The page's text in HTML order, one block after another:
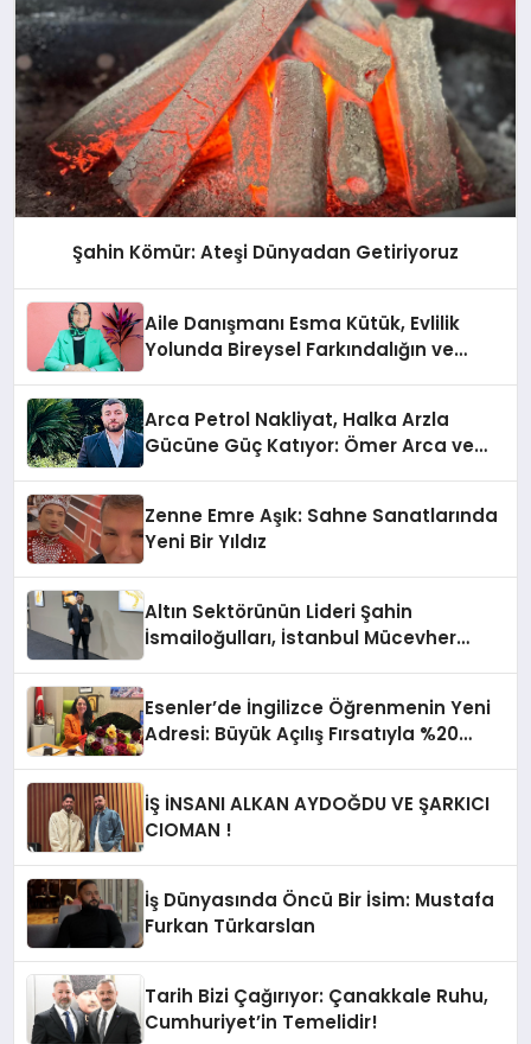
Şahin Kömür: Ateşi Dünyadan Getiriyoruz
Aile Danışmanı Esma Kütük, Evlilik
Yolunda Bireysel Farkındalığın ve
Arca Petrol Nakliyat, Halka Arzla
Gücüne Güç Katıyor: Ömer Arca ve
Zenne Emre Aşık: Sahne Sanatlarında
Yeni Bir Yıldız
Altın Sektörünün Lideri Şahin
İsmailoğulları, İstanbul Mücevher
Esenler’de İngilizce Öğrenmenin Yeni
Adresi: Büyük Açılış Fırsatıyla %20
İŞ İNSANI ALKAN AYDOĞDU VE ŞARKICI
CIOMAN !
İş Dünyasında Öncü Bir İsim: Mustafa
Furkan Türkarslan
Tarih Bizi Çağırıyor: Çanakkale Ruhu,
Cumhuriyet’in Temelidir!